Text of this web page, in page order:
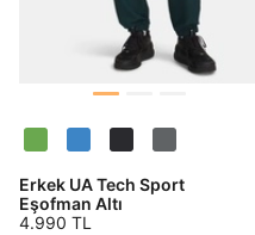
Erkek UA Tech Sport
Eşofman Altı
4.990 TL